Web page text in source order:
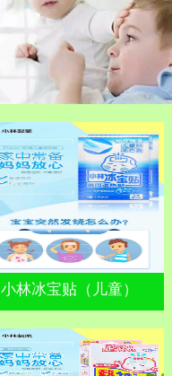
小林冰宝贴（儿童）